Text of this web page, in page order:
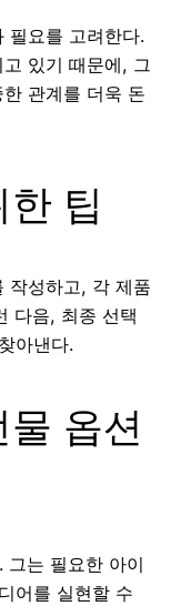
필요를 고려한다.
있기 때문에, 그
관계를 더욱 돈
팁
작성하고, 각 제품
다음, 최종 선택
아낸다.
옵션
그는 필요한 아이
어를 실현할 수